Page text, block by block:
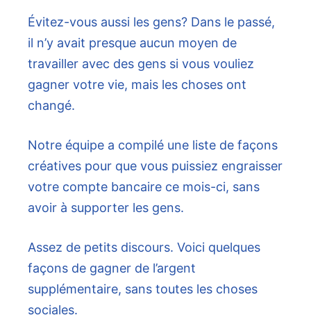
Évitez-vous aussi les gens? Dans le passé,
il n’y avait presque aucun moyen de
travailler avec des gens si vous vouliez
gagner votre vie, mais les choses ont
changé.
Notre équipe a compilé une liste de façons
créatives pour que vous puissiez engraisser
votre compte bancaire ce mois-ci, sans
avoir à supporter les gens.
Assez de petits discours. Voici quelques
façons de gagner de l’argent
supplémentaire, sans toutes les choses
sociales.